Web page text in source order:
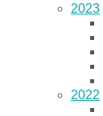
2023
2022